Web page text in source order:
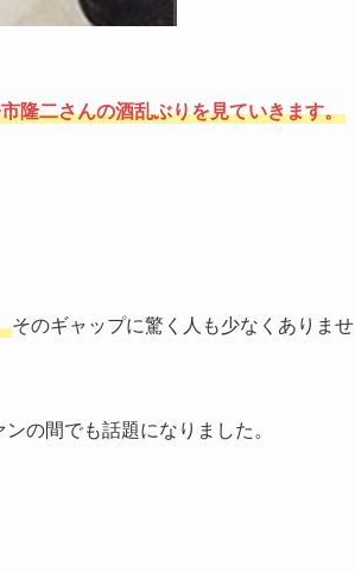
隆二さんの酒乱ぶりを見ていきます。
そのギャップに驚く人も少なくありませ
の間でも話題になりました。